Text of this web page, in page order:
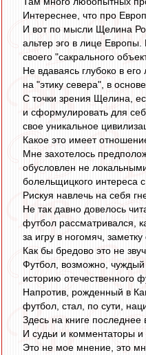
Интереснее, что про
И вот по мысли Щелина
альтер эго в лице
своего "сакрального
Не вдаваясь глубоко в
на "этику севера", в
С точки зрения Щелина,
и сформулировать для
свое уникальное
Какое это имеет
Мне захотелось
обусловлен не
болельщицкого интереса
Рискуя навлечь на себя
Не так давно довелось
футбол рассматривался,
за игру в ногомяч,
Как бы бредово это не
Футбол, возможно, чуждый
историю отечественного
Напротив, рожденный в
футбол, стал, по сути,
Здесь на книге последнее
И судьи и комментаторы
Это не мое мнение, это